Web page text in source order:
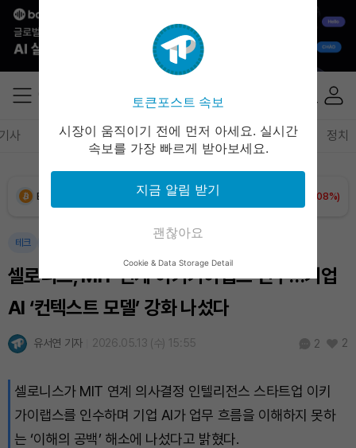
사 암호화폐 블록체인 테크 경제 마켓 정책 정치
Bitcoin (BTC) (+0.08%)
Tether USDt (USDT) ₩1,407(+0.02%)
BNB (BNB)
XRP (XRP) ₩1,459 (-0.01%)
Solana (SOL)
테크
셀로니스, MIT 연계 이키가이랩스 인수…기업
AI ‘컨텍스트 모델’ 강화 나섰다
유서연 기자 2026.05.13 (수) 15:55 2 2
셀로니스가 MIT 연계 의사결정 인텔리전스 스타트업 이키
가이랩스를 인수하며 기업 AI가 업무 흐름을 이해하지 못하
는 ‘이해의 공백’ 해소에 나섰다고 밝혔다.
토큰포스트 속보
시장이 움직이기 전에 먼저 아세요. 실시간
속보를 가장 빠르게 받아보세요.
지금 알림 받기
괜찮아요
Cookie & Data Storage Detail